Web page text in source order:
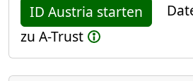
ID Austria starten
zu A-Trust